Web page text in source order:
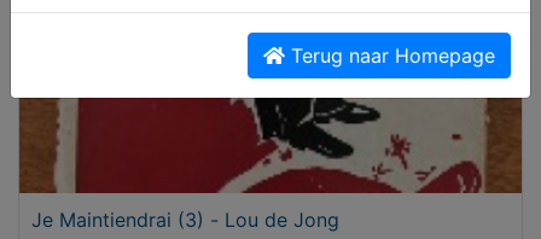
Je Maintiendrai (3) - Lou de Jong
Terug naar Homepage